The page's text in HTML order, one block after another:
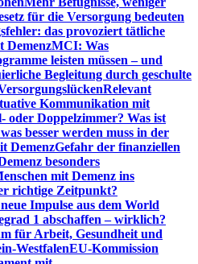
für die Versorgung bedeuten
das provoziert tätliche
DemenzMCI: Was
leisten müssen – und
Begleitung durch geschulte
Relevant
Kommunikation mit
oder Doppelzimmer? Was ist
besser werden muss in der
DemenzGefahr der finanziellen
besonders
mit Demenz ins
richtige Zeitpunkt?
Impulse aus dem World
1 abschaffen – wirklich?
für Arbeit, Gesundheit und
WestfalenEU-Kommission